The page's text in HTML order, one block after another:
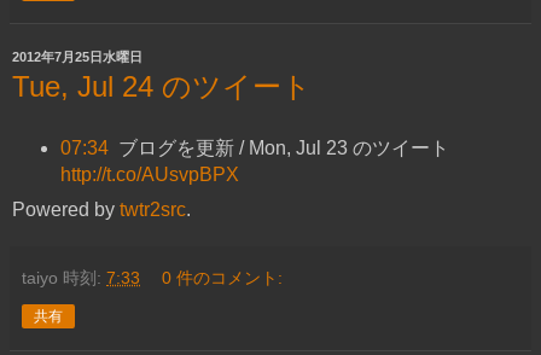
2012年7月25日水曜日
Tue, Jul 24 のツイート
07:34 ブログを更新 / Mon, Jul 23 のツイート
http://t.co/AUsvpBPX
Powered by twtr2src.
taiyo 時刻: 7:33 0 件のコメント:
共有